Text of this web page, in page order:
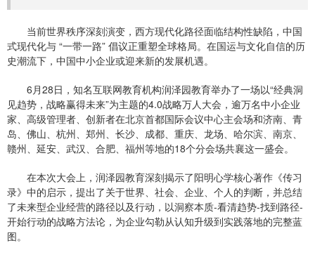
当前世界秩序深刻演变，西方现代化路径面临结构性缺陷，中国
式现代化与 “一带一路” 倡议正重塑全球格局。在国运与文化自信的历
史潮流下，中国中小企业或迎来新的发展机遇。
6月28日，知名互联网教育机构润泽园教育举办了一场以“经典洞
见趋势，战略赢得未来”为主题的4.0战略万人大会，逾万名中小企业
家、高级管理者、创新者在北京首都国际会议中心主会场和济南、青
岛、佛山、杭州、郑州、长沙、成都、重庆、龙场、哈尔滨、南京、
赣州、延安、武汉、合肥、福州等地的18个分会场共襄这一盛会。
在本次大会上，润泽园教育深刻揭示了阳明心学核心著作《传习
录》中的启示，提出了关于世界、社会、企业、个人的判断，并总结
了未来型企业经营的路径以及行动，以洞察本质-看清趋势-找到路径-
开始行动的战略方法论，为企业勾勒从认知升级到实践落地的完整蓝
图。